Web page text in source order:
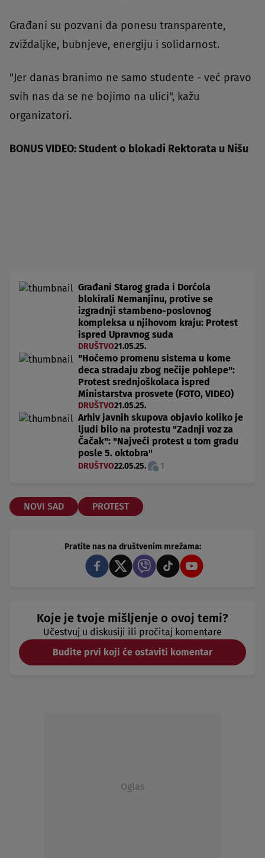
Građani su pozvani da ponesu transparente,
zviždaljke, bubnjeve, energiju i solidarnost.
"Jer danas branimo ne samo studente - već pravo
svih nas da se ne bojimo na ulici", kažu
organizatori.
BONUS VIDEO: Student o blokadi Rektorata u Nišu
Građani Starog grada i Dorćola
blokirali Nemanjinu, protive se
izgradnji stambeno-poslovnog
kompleksa u njihovom kraju: Protest
ispred Upravnog suda
DRUŠTVO21.05.25.
"Hoćemo promenu sistema u kome
deca stradaju zbog nečije pohlepe":
Protest srednjoškolaca ispred
Ministarstva prosvete (FOTO, VIDEO)
DRUŠTVO21.05.25.
Arhiv javnih skupova objavio koliko je
ljudi bilo na protestu "Zadnji voz za
Čačak": "Najveći protest u tom gradu
posle 5. oktobra"
DRUŠTVO22.05.25. 1
NOVI SAD PROTEST
Pratite nas na društvenim mrežama:
Koje je tvoje mišljenje o ovoj temi?
Učestvuj u diskusiji ili pročitaj komentare
Budite prvi koji će ostaviti komentar
Oglas